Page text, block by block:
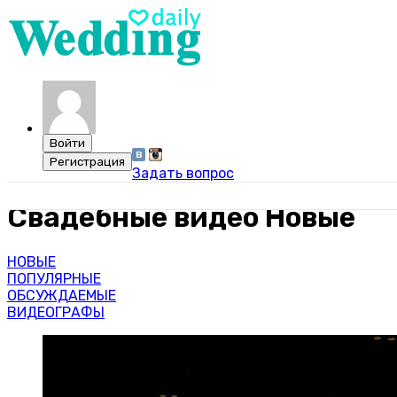
Задать вопрос
Свадебные видео Новые
НОВЫЕ
ПОПУЛЯРНЫЕ
ОБСУЖДАЕМЫЕ
ВИДЕОГРАФЫ